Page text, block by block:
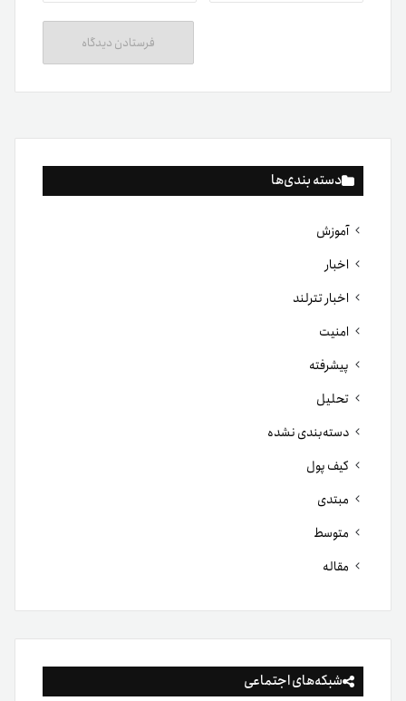
دسته بندی‌ها
آموزش
اخبار
اخبار تترلند
امنیت
پیشرفته
تحلیل
دسته‌بندی نشده
کیف پول
مبتدی
متوسط
مقاله
شبکه‌های اجتماعی